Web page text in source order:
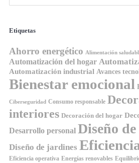
Etiquetas
Ahorro energético Alimentación
Automatización del hogar
Automatización industrial Avances
Bienestar emocional
Ciberseguridad Consumo responsable
interiores Decoración del hogar
Desarrollo personal Diseño
Diseño de jardines
Eficiencia operativa Energías renovables